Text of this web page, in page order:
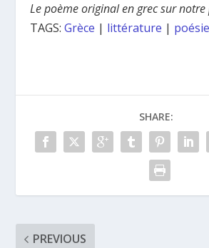
Le poème original en grec sur
TAGS:Grèce | littérature | poésie
SHARE:
PREVIOUS